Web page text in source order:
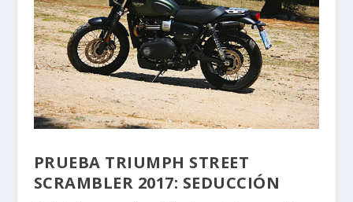
PRUEBA TRIUMPH STREET
SCRAMBLER 2017: SEDUCCIÓN